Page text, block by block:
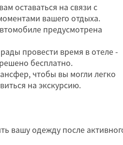
оставаться на связи с
вашего отдыха.
предусмотрена
провести время в отеле -
бесплатно.
чтобы вы могли легко
на экскурсию.
вашу одежду после